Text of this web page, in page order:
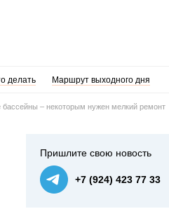
делать Маршрут выходного дня
– некоторым нужен мелкий ремонт
Пришлите свою новость
+7 (924) 423 77 33